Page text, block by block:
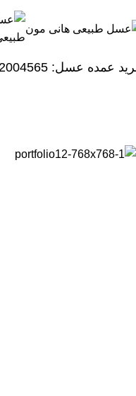
عمده عسل: 09102004565